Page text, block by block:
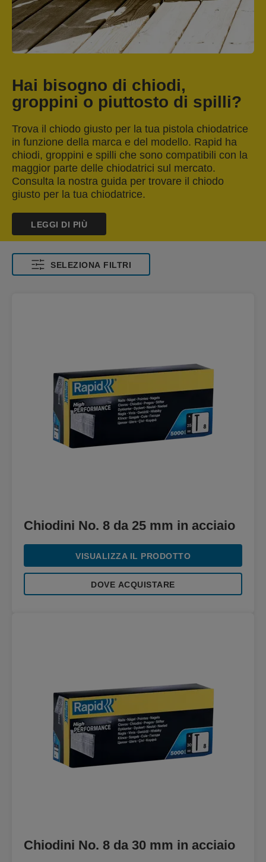
Hai bisogno di chiodi,
groppini o piuttosto di spilli?
Trova il chiodo giusto per la tua pistola chiodatrice
in funzione della marca e del modello. Rapid ha
chiodi, groppini e spilli che sono compatibili con la
maggior parte delle chiodatrici sul mercato.
Consulta la nostra guida per trovare il chiodo
giusto per la tua chiodatrice.
LEGGI DI PIÙ
SELEZIONA FILTRI
Chiodini No. 8 da 25 mm in acciaio
VISUALIZZA IL PRODOTTO
DOVE ACQUISTARE
Chiodini No. 8 da 30 mm in acciaio